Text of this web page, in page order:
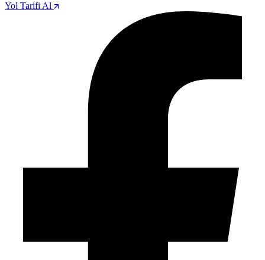
Yol Tarifi Al